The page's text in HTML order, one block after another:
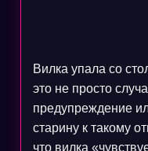
Вилка упала со
это не просто
предупреждение
старину к такому
что вилка